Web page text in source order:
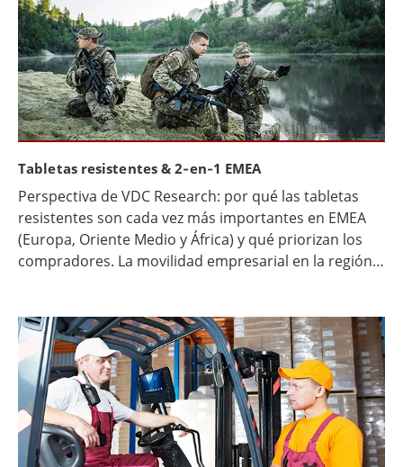
y servicios médicos de emergencia (EMS).
Tabletas resistentes & 2‑en‑1 EMEA
Perspectiva de VDC Research: por qué las tabletas
resistentes son cada vez más importantes en EMEA
(Europa, Oriente Medio y África) y qué priorizan los
compradores. La movilidad empresarial en la región
operativos más estrictos y la necesidad de una
ejecución coherente entre equipos de primera línea
distribuidos en múltiples ubicaciones. En este
contexto, las tabletas resistentes —y los dispositivos
2 en 1 resistentes— se están convirtiendo en
endpoints clave para los flujos de trabajo de campo e
industriales.